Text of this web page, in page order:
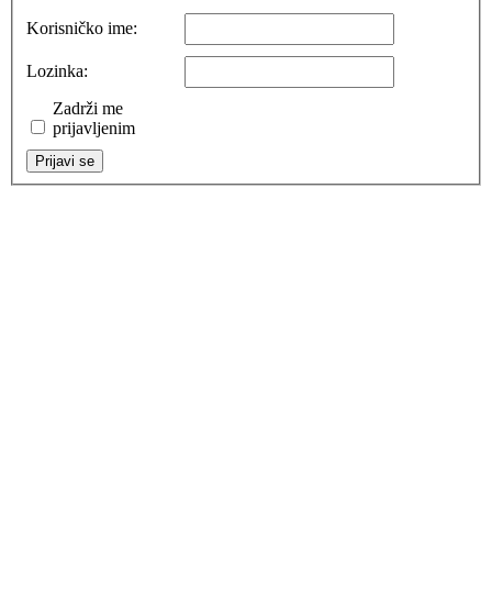
Korisničko ime:
Lozinka:
Zadrži me
prijavljenim
Prijavi se